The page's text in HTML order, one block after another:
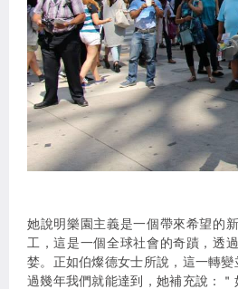
她說明樂園主義是一個帶來希望的
工，這是一個全球社會的奇蹟，透
婪。正如伯燦德女士所說，這一轉
過幾年我們就能達到，她補充說：